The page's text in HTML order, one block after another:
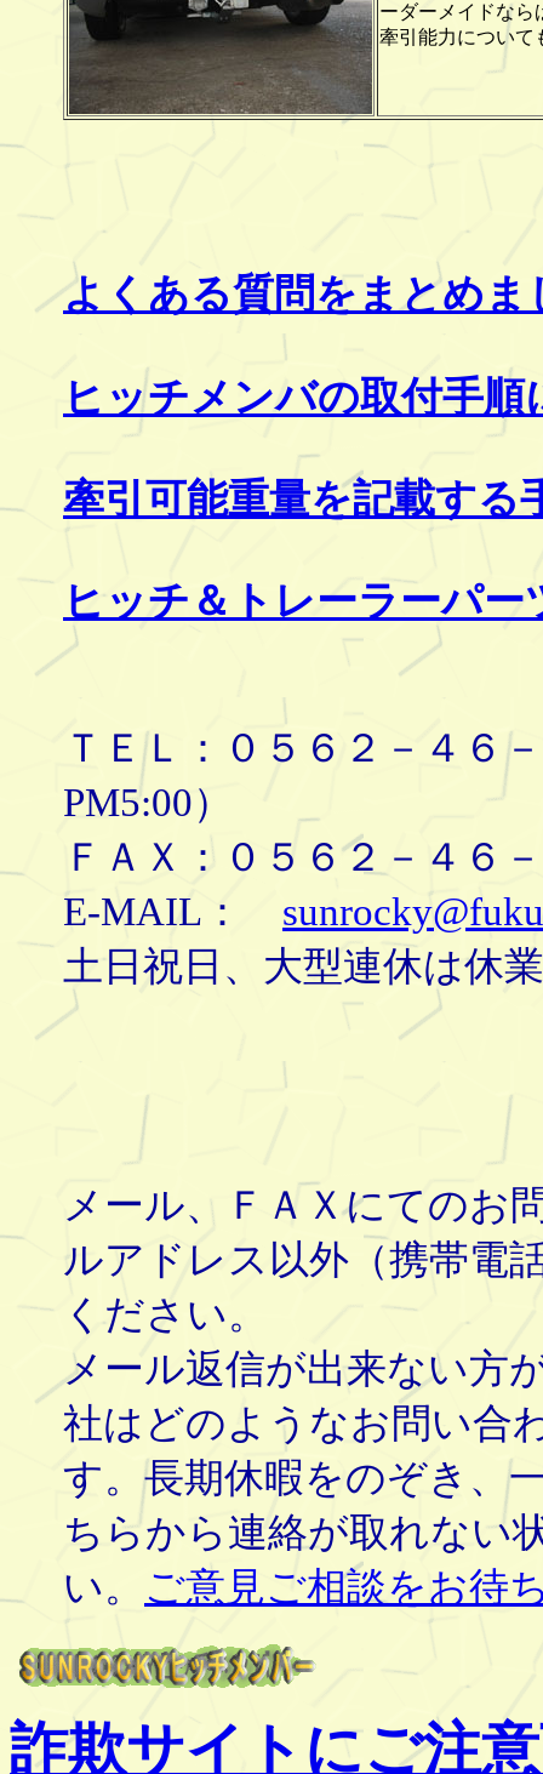
ーダーメイドなら
牽引能力について
よくある質問をまとめ
ヒッチメンバの取付手
牽引可能重量を記載する
ヒッチ＆トレーラーパー
ＴＥＬ：０５６２－４６
PM5:00）
ＦＡＸ：０５６２－４６
E-MAIL：
土日祝日、大型連休は休
メール、ＦＡＸにてのお
ルアドレス以外（携帯電
ください。
メール返信が出来ない方
社はどのようなお問い合
す。長期休暇をのぞき、
ちらから連絡が取れない
い。
ご意見ご相談をお待
詐欺サイトにご注